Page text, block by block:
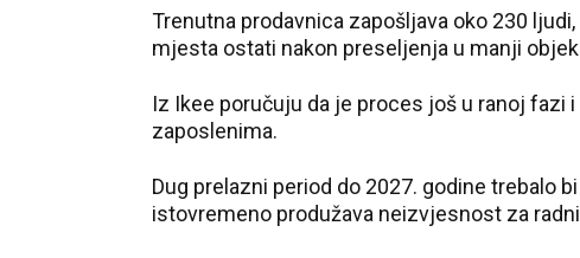
Trenutna prodavnica zapošljava oko 230
mjesta ostati nakon preseljenja u manji
Iz Ikee poručuju da je proces još u ranoj fazi
zaposlenima.
Dug prelazni period do 2027. godine trebalo
istovremeno produžava neizvjesnost za